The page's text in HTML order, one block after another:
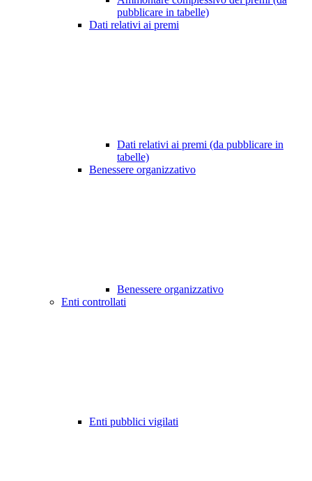
pubblicare in tabelle)
Dati relativi ai premi
Dati relativi ai premi (da pubblicare in
tabelle)
Benessere organizzativo
Benessere organizzativo
Enti controllati
Enti pubblici vigilati